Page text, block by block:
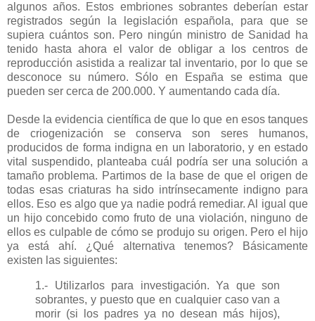
algunos años. Estos embriones sobrantes deberían estar
registrados según la legislación española, para que se
supiera cuántos son. Pero ningún ministro de Sanidad ha
tenido hasta ahora el valor de obligar a los centros de
reproducción asistida a realizar tal inventario, por lo que se
desconoce su número. Sólo en España se estima que
pueden ser cerca de 200.000. Y aumentando cada día.
Desde la evidencia científica de que lo que en esos tanques
de criogenización se conserva son seres humanos,
producidos de forma indigna en un laboratorio, y en estado
vital suspendido, planteaba cuál podría ser una solución a
tamaño problema. Partimos de la base de que el origen de
todas esas criaturas ha sido intrínsecamente indigno para
ellos. Eso es algo que ya nadie podrá remediar. Al igual que
un hijo concebido como fruto de una violación, ninguno de
ellos es culpable de cómo se produjo su origen. Pero el hijo
ya está ahí. ¿Qué alternativa tenemos? Básicamente
existen las siguientes:
1.- Utilizarlos para investigación. Ya que son
sobrantes, y puesto que en cualquier caso van a
morir (si los padres ya no desean más hijos),